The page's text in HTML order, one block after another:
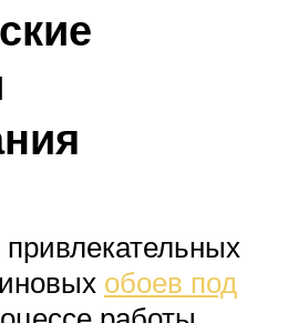
обоев под